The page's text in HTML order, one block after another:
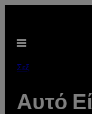
περιεχόμενο
Ανοίξτε
Σεξ
Αυτό